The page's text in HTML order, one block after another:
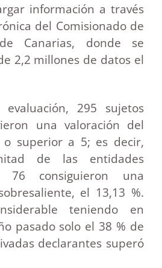
información a través
del Comisionado de
Canarias, donde se
2,2 millones de datos el
295 sujetos
una valoración del
o superior a 5; es decir,
de las entidades
76 consiguieron una
el 13,13 %.
teniendo en
pasado solo el 38 % de
declarantes superó